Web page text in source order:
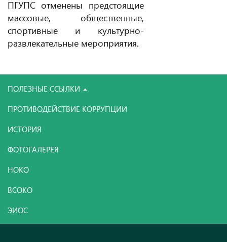
ПГУПС отменены предстоящие
массовые, общественные,
спортивные и культурно-
развлекательные мероприятия.
ПОЛЕЗНЫЕ ССЫЛКИ
ПРОТИВОДЕЙСТВИЕ КОРРУПЦИИ
ИСТОРИЯ
ФОТОГАЛЕРЕЯ
НОКО
ВСОКО
ЭИОС